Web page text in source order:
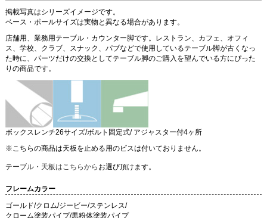
掲載写真はシリーズイメージです。
ベース・ポールサイズは実物と異なる場合があります。
店舗用、業務用テーブル・カウンター脚です。レストラン、カフェ、オフィ
ス、学校、クラブ、スナック、パブなどで使用しているテーブル脚が古くなっ
た時に、パーツだけの交換としてテーブル脚のご購入を望んでいる方にぴった
りの商品です。
ボックスレンチ26サイズ/ボルト固定式/ アジャスター付4ヶ所
※こちらの商品は天板を止める用のビスは付いておりません。
テーブル・天板はこちらから お選び頂けます。
フレームカラー
ゴールド/クロム/ジービー/ステンレス/
クローム塗装パイプ/黒粉体塗装パイプ